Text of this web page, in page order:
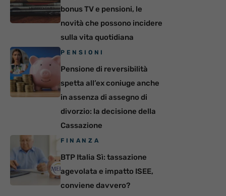
bonus TV e pensioni, le
novità che possono incidere
sulla vita quotidiana
PENSIONI
Pensione di reversibilità
spetta all’ex coniuge anche
in assenza di assegno di
divorzio: la decisione della
Cassazione
FINANZA
BTP Italia Sì: tassazione
agevolata e impatto ISEE,
conviene davvero?